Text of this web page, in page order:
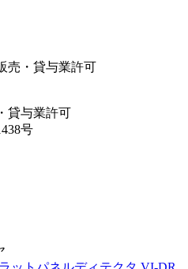
売・貸与業許可
貸与業許可
号